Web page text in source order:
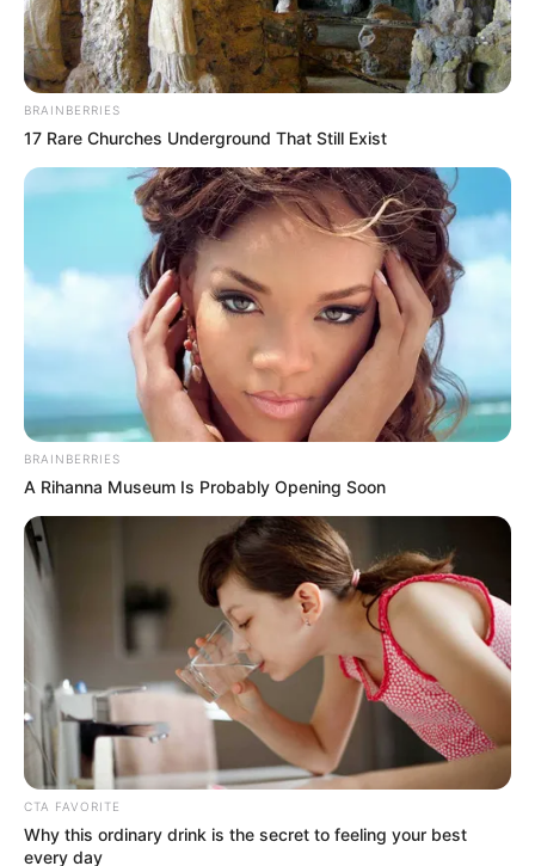
BRAINBERRIES
17 Rare Churches Underground That Still Exist
BRAINBERRIES
A Rihanna Museum Is Probably Opening Soon
CTA FAVORITE
Why this ordinary drink is the secret to feeling your best
every day